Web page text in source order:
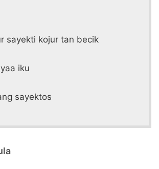
sayekti kojur tan becik
iku
sayektos